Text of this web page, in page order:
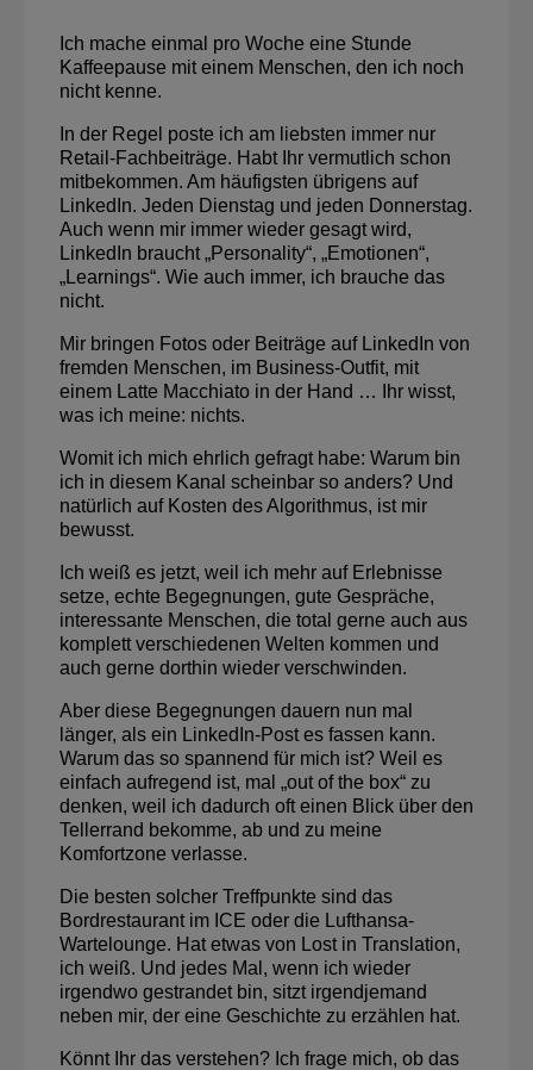
Ich mache einmal pro Woche eine Stunde
Kaffeepause mit einem Menschen, den ich noch
nicht kenne.
In der Regel poste ich am liebsten immer nur
Retail-Fachbeiträge. Habt Ihr vermutlich schon
mitbekommen. Am häufigsten übrigens auf
LinkedIn. Jeden Dienstag und jeden Donnerstag.
Auch wenn mir immer wieder gesagt wird,
LinkedIn braucht „Personality“, „Emotionen“,
„Learnings“. Wie auch immer, ich brauche das
nicht.
Mir bringen Fotos oder Beiträge auf LinkedIn von
fremden Menschen, im Business-Outfit, mit
einem Latte Macchiato in der Hand … Ihr wisst,
was ich meine: nichts.
Womit ich mich ehrlich gefragt habe: Warum bin
ich in diesem Kanal scheinbar so anders? Und
natürlich auf Kosten des Algorithmus, ist mir
bewusst.
Ich weiß es jetzt, weil ich mehr auf Erlebnisse
setze, echte Begegnungen, gute Gespräche,
interessante Menschen, die total gerne auch aus
komplett verschiedenen Welten kommen und
auch gerne dorthin wieder verschwinden.
Aber diese Begegnungen dauern nun mal
länger, als ein LinkedIn-Post es fassen kann.
Warum das so spannend für mich ist? Weil es
einfach aufregend ist, mal „out of the box“ zu
denken, weil ich dadurch oft einen Blick über den
Tellerrand bekomme, ab und zu meine
Komfortzone verlasse.
Die besten solcher Treffpunkte sind das
Bordrestaurant im ICE oder die Lufthansa-
Wartelounge. Hat etwas von Lost in Translation,
ich weiß. Und jedes Mal, wenn ich wieder
irgendwo gestrandet bin, sitzt irgendjemand
neben mir, der eine Geschichte zu erzählen hat.
Könnt Ihr das verstehen? Ich frage mich, ob das